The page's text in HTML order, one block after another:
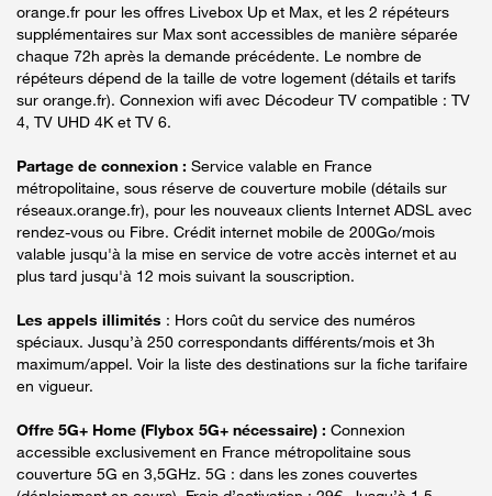
orange.fr pour les offres Livebox Up et Max, et les 2 répéteurs
supplémentaires sur Max sont accessibles de manière séparée
chaque 72h après la demande précédente. Le nombre de
répéteurs dépend de la taille de votre logement (détails et tarifs
sur orange.fr). Connexion wifi avec Décodeur TV compatible : TV
4, TV UHD 4K et TV 6.
Partage de connexion : Service valable en France
métropolitaine, sous réserve de couverture mobile (détails sur
réseaux.orange.fr), pour les nouveaux clients Internet ADSL avec
rendez-vous ou Fibre. Crédit internet mobile de 200Go/mois
valable jusqu'à la mise en service de votre accès internet et au
plus tard jusqu'à 12 mois suivant la souscription.
Les appels illimités : Hors coût du service des numéros
spéciaux. Jusqu’à 250 correspondants différents/mois et 3h
maximum/appel. Voir la liste des destinations sur la fiche tarifaire
en vigueur.
Offre 5G+ Home (Flybox 5G+ nécessaire) : Connexion
accessible exclusivement en France métropolitaine sous
couverture 5G en 3,5GHz. 5G : dans les zones couvertes